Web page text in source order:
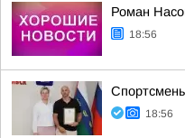
Роман
18:56
18:56